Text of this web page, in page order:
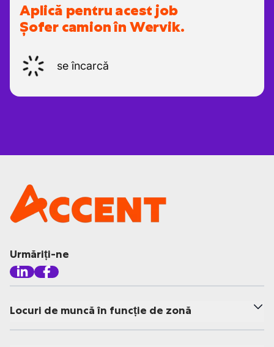
Aplică pentru acest job
Șofer camion în Wervik.
se încarcă
Urmăriți-ne
Locuri de muncă în funcție de zonă